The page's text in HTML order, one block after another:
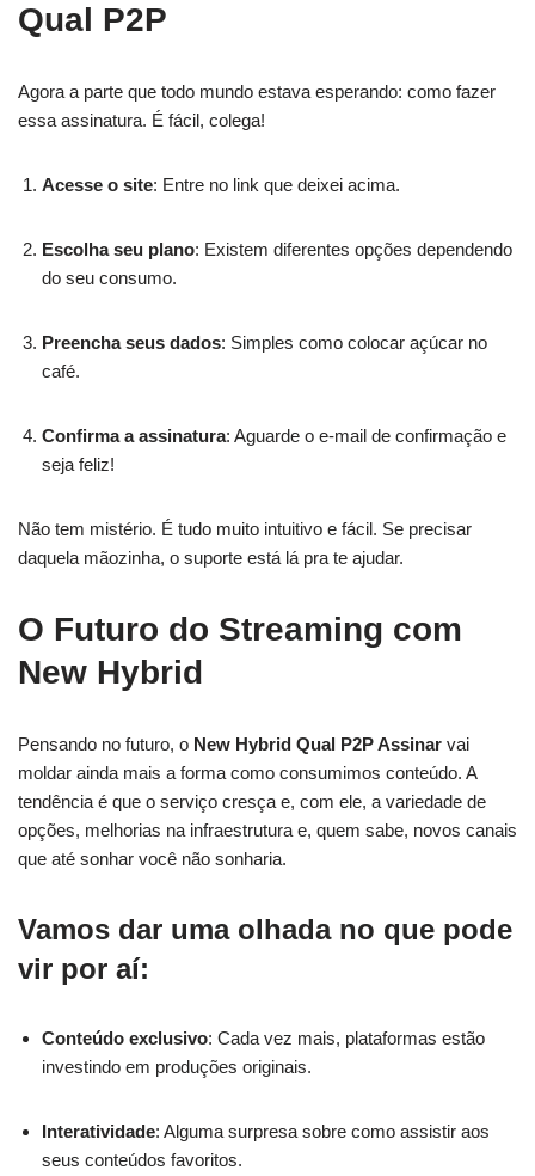
Qual P2P
Agora a parte que todo mundo estava esperando: como fazer
essa assinatura. É fácil, colega!
Acesse o site: Entre no link que deixei acima.
Escolha seu plano: Existem diferentes opções dependendo
do seu consumo.
Preencha seus dados: Simples como colocar açúcar no
café.
Confirma a assinatura: Aguarde o e-mail de confirmação e
seja feliz!
Não tem mistério. É tudo muito intuitivo e fácil. Se precisar
daquela mãozinha, o suporte está lá pra te ajudar.
O Futuro do Streaming com
New Hybrid
Pensando no futuro, o New Hybrid Qual P2P Assinar vai
moldar ainda mais a forma como consumimos conteúdo. A
tendência é que o serviço cresça e, com ele, a variedade de
opções, melhorias na infraestrutura e, quem sabe, novos canais
que até sonhar você não sonharia.
Vamos dar uma olhada no que pode
vir por aí:
Conteúdo exclusivo: Cada vez mais, plataformas estão
investindo em produções originais.
Interatividade: Alguma surpresa sobre como assistir aos
seus conteúdos favoritos.